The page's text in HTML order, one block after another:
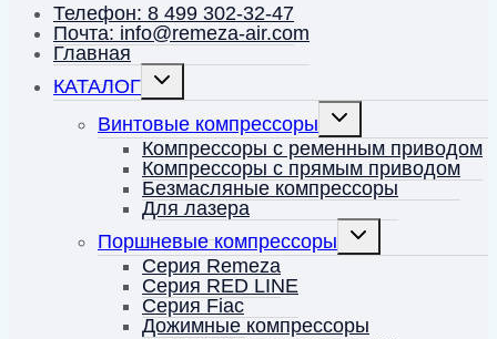
Телефон: 8 499 302-32-47
Почта: info@remeza-air.com
Главная
КАТАЛОГ
Переключить
дочернее
меню
Винтовые компрессоры
Переключить
дочернее
меню
Компрессоры с ременным приводом
Компрессоры с прямым приводом
Безмасляные компрессоры
Для лазера
Поршневые компрессоры
Переключить
дочернее
меню
Серия Remeza
Серия RED LINE
Серия Fiac
Дожимные компрессоры